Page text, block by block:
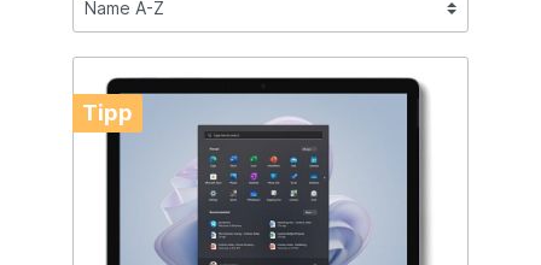
Tipp